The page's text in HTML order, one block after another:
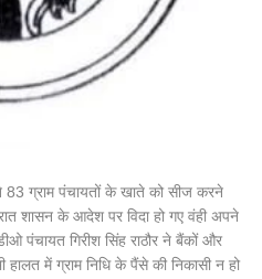
83 ग्राम पंचायतों के खाते को सीज करने
शासन के आदेश पर विदा हो गए वंही अपने
पंचायत गिरीश सिंह राठौर ने बैंकों और
हालत में ग्राम निधि के पैंसे की निकासी न हो